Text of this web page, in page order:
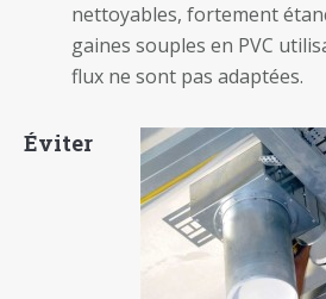
nettoyables, fortement
gaines souples en PVC
flux ne sont pas adaptées.
Éviter